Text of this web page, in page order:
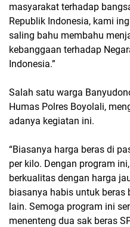
masyarakat terhadap
Republik Indonesia, kami
saling bahu membahu
kebanggaan terhadap
Indonesia.”
Salah satu warga
Humas Polres Boyolali,
adanya kegiatan ini.
“Biasanya harga beras di
per kilo. Dengan program
berkualitas dengan harga
biasanya habis untuk
lain. Semoga program ini
menenteng dua sak beras